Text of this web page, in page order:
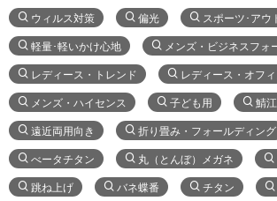
ウィルス対策 偏光 スポーツ･アウ
軽量･軽いかけ心地 メンズ・ビジネスフォ
レディース・トレンド レディース・オフ
メンズ・ハイセンス 子ども用 鯖
遠近両用向き 折り畳み・フォールディング
べータチタン 丸（とんぼ）メガネ
跳ね上げ バネ蝶番 チタン